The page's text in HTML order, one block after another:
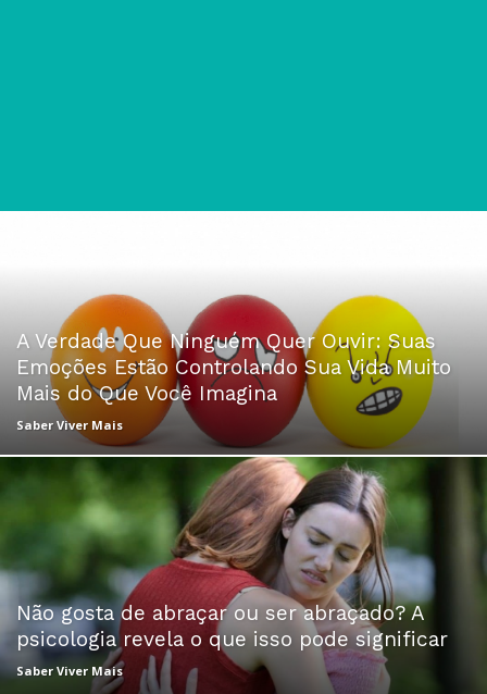
A Verdade Que Ninguém Quer Ouvir: Suas
Emoções Estão Controlando Sua Vida Muito
Mais do Que Você Imagina
Saber Viver Mais
Não gosta de abraçar ou ser abraçado? A
psicologia revela o que isso pode significar
Saber Viver Mais